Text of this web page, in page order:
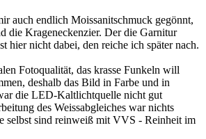
auch endlich Moissanitschmuck gegönnt,
die Krageneckenzier. Der die Garnitur
hier nicht dabei, den reiche ich später nach.
Fotoqualität, das krasse Funkeln will
deshalb das Bild in Farbe und in
die LED-Kaltlichtquelle nicht gut
des Weissabgleiches war nichts
selbst sind reinweiß mit VVS - Reinheit im